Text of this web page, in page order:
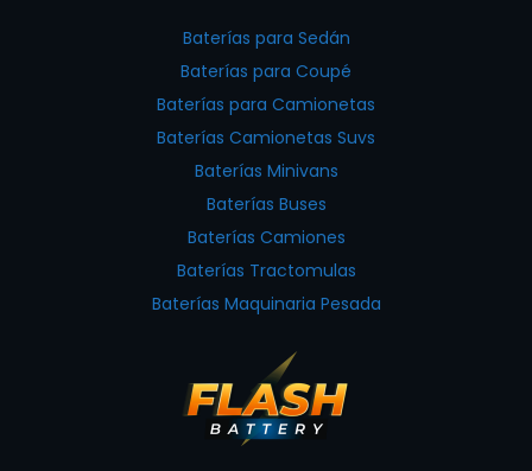
Baterías para Sedán
Baterías para Coupé
Baterías para Camionetas
Baterías Camionetas Suvs
Baterías Minivans
Baterías Buses
Baterías Camiones
Baterías Tractomulas
Baterías Maquinaria Pesada